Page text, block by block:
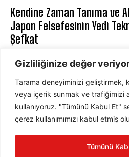
Gizliliğinize değer
Tarama deneyiminizi geliştirmek,
veya içerik sunmak ve trafiğimizi
kullanıyoruz. "Tümünü Kabul Et"
çerez kullanımımızı kabul etmiş
Tümünü
Kendine Zaman Tanıma ve
Japon Felsefesinin Yedi
Şefkat
ABONE OL
ABONE OL